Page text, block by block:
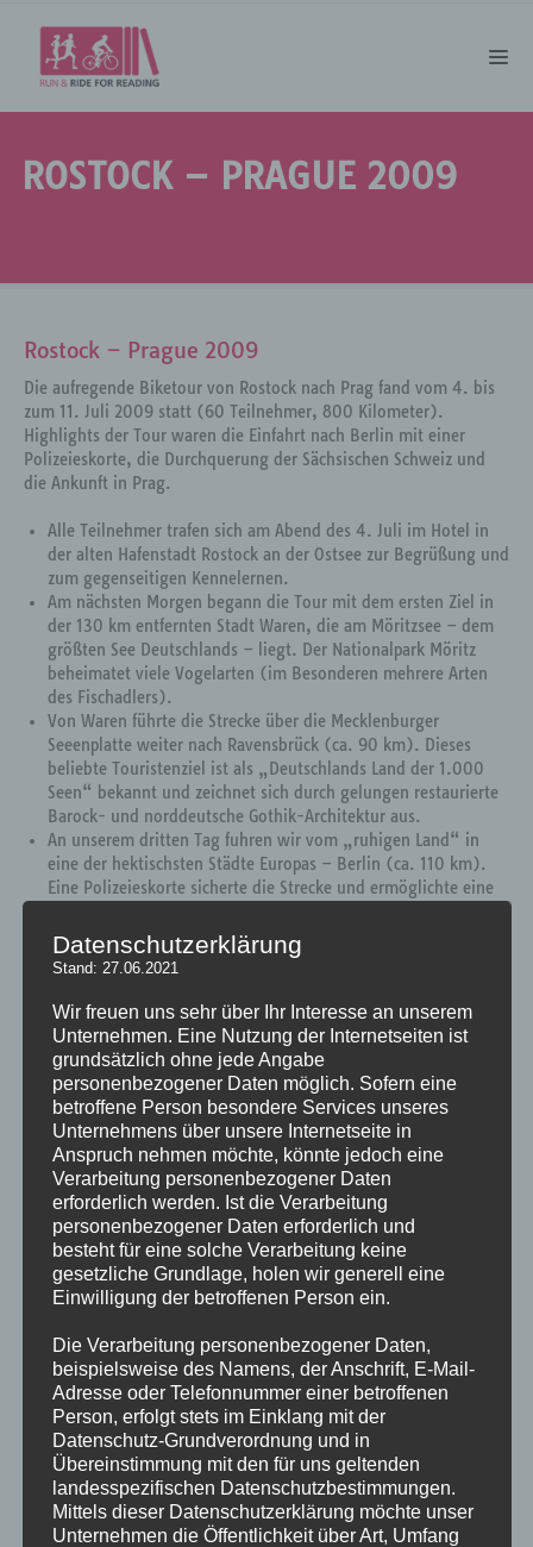
ROSTOCK – PRAGUE 2009
Rostock – Prague 2009
Die aufregende Biketour von Rostock nach Prag fand vom 4. bis
zum 11. Juli 2009 statt (60 Teilnehmer, 800 Kilometer).
Highlights der Tour waren die Einfahrt nach Berlin mit einer
Polizeieskorte, die Durchquerung der Sächsischen Schweiz und
die Ankunft in Prag.
Alle Teilnehmer trafen sich am Abend des 4. Juli im Hotel in
der alten Hafenstadt Rostock an der Ostsee zur Begrüßung und
zum gegenseitigen Kennelernen.
Am nächsten Morgen begann die Tour mit dem ersten Ziel in
der 130 km entfernten Stadt Waren, die am Möritzsee – dem
größten See Deutschlands – liegt. Der Nationalpark Möritz
beheimatet viele Vogelarten (im Besonderen mehrere Arten
des Fischadlers).
Von Waren führte die Strecke über die Mecklenburger
Seeenplatte weiter nach Ravensbrück (ca. 90 km). Dieses
beliebte Touristenziel ist als „Deutschlands Land der 1.000
Seen“ bekannt und zeichnet sich durch gelungen restaurierte
Barock- und norddeutsche Gothik-Architektur aus.
An unserem dritten Tag fuhren wir vom „ruhigen Land“ in
eine der hektischsten Städte Europas – Berlin (ca. 110 km).
Eine Polizeieskorte sicherte die Strecke und ermöglichte eine
Von Berlin aus ging es weiter zur Elbe, auf die wir in der
Lutherstadt Wittenberg stießen (120 km). Auf dem Weg
preußischen Könige und ein Weltkulturerbe der UNESCO.
Der fünfte Tag war der längste: 145 km entlang der Elbe von
Lutherstadt Wittenberg nach Meißen. Meißen, bekannt für sein
Porzellan, hat mehrere Sehenswürdigkeiten, zum Beispiel die
Albrechtsburg über der Elbe.
Von Meißen ging es weiter nach Usti nad Labem in der
Tschechischen Republik (120 km). Dabei passierten wir
Dresden, das als „Florenz Deutschlands“ bekannt ist. Von
Dresden führt die Elbe durch die Sandsteinhügel des
Nationalparks „Sächsische Schweiz“.
An unserem letzten Tag fuhren wir von Usti nad Labem nach Prag
(125 km). Wir verließen die Elbe in Melnik und folgten der
Moldau nach Prag, das einen weltberühmten mittelalterlichen
Datenschutzerklärung
Stand: 27.06.2021
Wir freuen uns sehr über Ihr Interesse an unserem
Unternehmen. Eine Nutzung der Internetseiten ist
grundsätzlich ohne jede Angabe
personenbezogener Daten möglich. Sofern eine
betroffene Person besondere Services unseres
Unternehmens über unsere Internetseite in
Anspruch nehmen möchte, könnte jedoch eine
Verarbeitung personenbezogener Daten
erforderlich werden. Ist die Verarbeitung
personenbezogener Daten erforderlich und
besteht für eine solche Verarbeitung keine
gesetzliche Grundlage, holen wir generell eine
Einwilligung der betroffenen Person ein.
Die Verarbeitung personenbezogener Daten,
beispielsweise des Namens, der Anschrift, E-Mail-
Adresse oder Telefonnummer einer betroffenen
Person, erfolgt stets im Einklang mit der
Datenschutz-Grundverordnung und in
Übereinstimmung mit den für uns geltenden
landesspezifischen Datenschutzbestimmungen.
Mittels dieser Datenschutzerklärung möchte unser
Unternehmen die Öffentlichkeit über Art, Umfang